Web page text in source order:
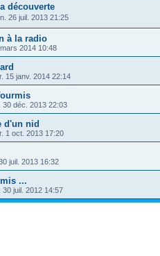
découverte
26 juil. 2013 21:25
à la radio
2014 10:48
15 janv. 2014 22:14
30 déc. 2013 22:03
d'un nid
1 oct. 2013 17:20
juil. 2013 16:32
...
30 juil. 2012 14:57